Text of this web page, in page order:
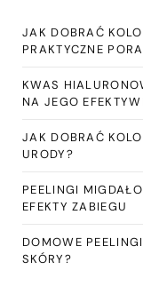
JAK DOBRAĆ
PRAKTYCZNE
KWAS
NA JEGO
JAK DOBRAĆ
URODY?
PEELINGI
EFEKTY ZABIEGU
DOMOWE
SKÓRY?